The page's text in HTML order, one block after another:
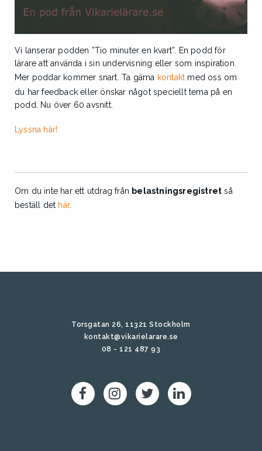
Vi lanserar podden ”Tio minuter en kvart”. En podd för
lärare att använda i sin undervisning eller som inspiration.
Mer poddar kommer snart. Ta gärna kontakt med oss om
du har feedback eller önskar något speciellt tema på en
podd. Nu över 60 avsnitt.
Lyssna här!
Om du inte har ett utdrag från belastningsregistret så
beställ det här.
Torsgatan 26, 11321 Stockholm
kontakt@vikarielarare.se
08 - 121 487 93